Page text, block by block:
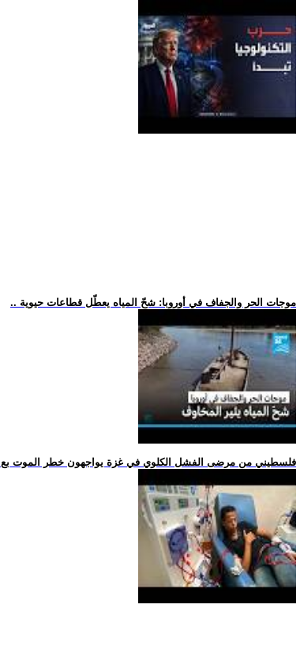
.. موجات الحر والجفاف في أوروبا: شحّ المياه يعطّل قطاعات حيوية
.. 700 فلسطيني من مرضى الفشل الكلوي في غزة يواجهون خطر الموت بع